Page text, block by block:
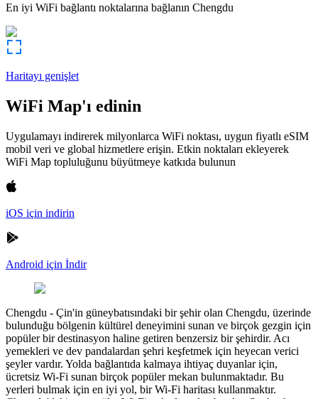
En iyi WiFi bağlantı noktalarına bağlanın Chengdu
Haritayı genişlet
WiFi Map'ı edinin
Uygulamayı indirerek milyonlarca WiFi noktası, uygun fiyatlı eSIM
mobil veri ve global hizmetlere erişin. Etkin noktaları ekleyerek
WiFi Map topluluğunu büyütmeye katkıda bulunun
iOS için indirin
Android için İndir
Chengdu - Çin'in güneybatısındaki bir şehir olan Chengdu, üzerinde
bulunduğu bölgenin kültürel deneyimini sunan ve birçok gezgin için
popüler bir destinasyon haline getiren benzersiz bir şehirdir. Acı
yemekleri ve dev pandalardan şehri keşfetmek için heyecan verici
şeyler vardır. Yolda bağlantıda kalmaya ihtiyaç duyanlar için,
ücretsiz Wi-Fi sunan birçok popüler mekan bulunmaktadır. Bu
yerleri bulmak için en iyi yol, bir Wi-Fi haritası kullanmaktır.